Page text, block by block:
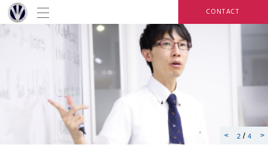
CONTACT
3 / 4